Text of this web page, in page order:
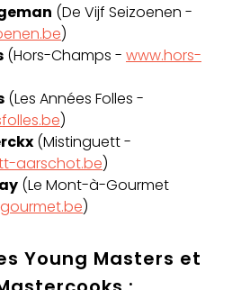
(De Vijf Seizoenen -
)
(Hors-Champs - www.hors-
(Les Années Folles -
)
(Mistinguett -
aarschot.be)
(Le Mont-à-Gourmet
)
Young Masters et